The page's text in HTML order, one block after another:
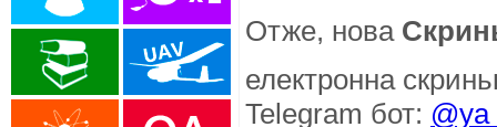
Отже, нова
електронна
Telegram бот: